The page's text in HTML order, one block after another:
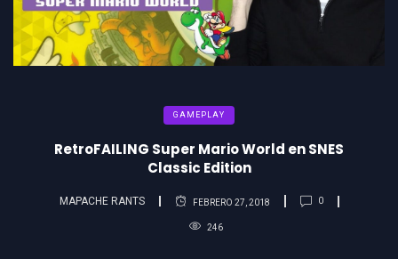
GAMEPLAY
RetroFAILING Super Mario World en SNES
Classic Edition
MAPACHE RANTS FEBRERO 27, 2018 0
246